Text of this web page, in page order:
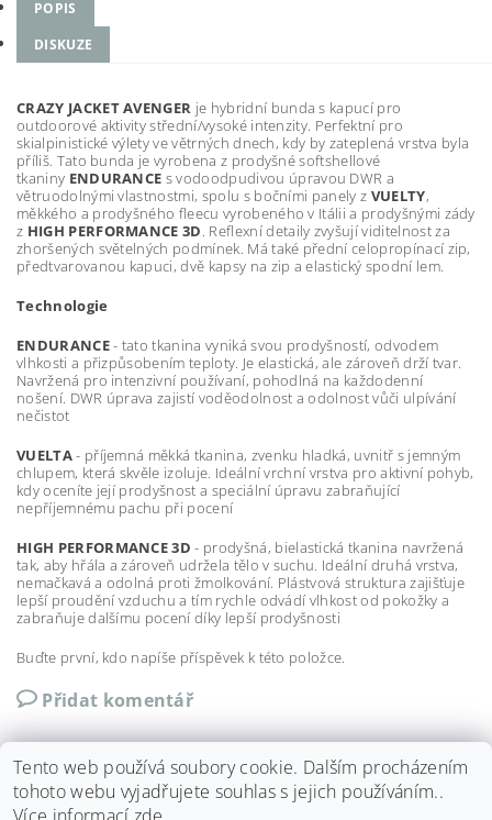
POPIS
DISKUZE
CRAZY JACKET AVENGER je hybridní bunda s kapucí pro
outdoorové aktivity střední/vysoké intenzity. Perfektní pro
skialpinistické výlety ve větrných dnech, kdy by zateplená vrstva byla
příliš. Tato bunda je vyrobena z prodyšné softshellové
tkaniny ENDURANCE s vodoodpudivou úpravou DWR a
větruodolnými vlastnostmi, spolu s bočními panely z VUELTY,
měkkého a prodyšného fleecu vyrobeného v Itálii a prodyšnými zády
z HIGH PERFORMANCE 3D. Reflexní detaily zvyšují viditelnost za
zhoršených světelných podmínek. Má také přední celopropínací zip,
předtvarovanou kapuci, dvě kapsy na zip a elastický spodní lem.
Technologie
ENDURANCE- tato tkanina vyniká svou prodyšností, odvodem
vlhkosti a přizpůsobením teploty. Je elastická, ale zároveň drží tvar.
Navržená pro intenzivní používaní, pohodlná na každodenní
nošení. DWR úprava zajistí voděodolnost a odolnost vůči ulpívání
nečistot
VUELTA- příjemná měkká tkanina, zvenku hladká, uvnitř s jemným
chlupem, která skvěle izoluje. Ideální vrchní vrstva pro aktivní pohyb,
kdy oceníte její prodyšnost a speciální úpravu zabraňující
nepříjemnému pachu při pocení
HIGH PERFORMANCE 3D- prodyšná, bielastická tkanina navržená
tak, aby hřála a zároveň udržela tělo v suchu. Ideální druhá vrstva,
nemačkavá a odolná proti žmolkování. Plástvová struktura zajišťuje
lepší proudění vzduchu a tím rychle odvádí vlhkost od pokožky a
zabraňuje dalšímu pocení díky lepší prodyšnosti
Buďte první, kdo napíše příspěvek k této položce.
Přidat komentář
Tento web používá soubory cookie. Dalším procházením
tohoto webu vyjadřujete souhlas s jejich používáním..